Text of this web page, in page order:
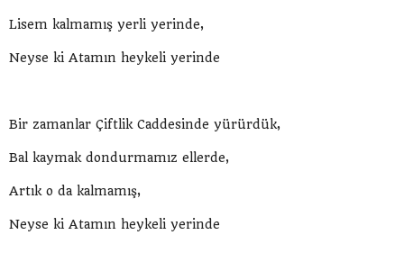
Lisem kalmamış yerli yerinde,
Neyse ki Atamın heykeli yerinde
Bir zamanlar Çiftlik Caddesinde yürürdük,
Bal kaymak dondurmamız ellerde,
Artık o da kalmamış,
Neyse ki Atamın heykeli yerinde